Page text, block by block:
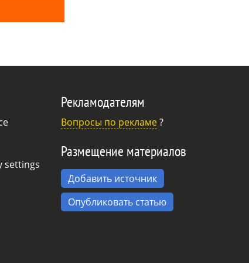
settings
Рекламодателям
Вопросы по рекламе?
Размещение материалов
Добавить источник
Опубликовать статью